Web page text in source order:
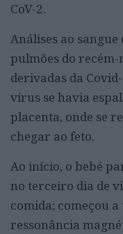
CoV-2.
Análises ao
pulmões do
derivadas da
vírus se havia
placenta, onde se
chegar ao feto.
Ao início, o bebé
no terceiro dia de
comida; começou
ressonância